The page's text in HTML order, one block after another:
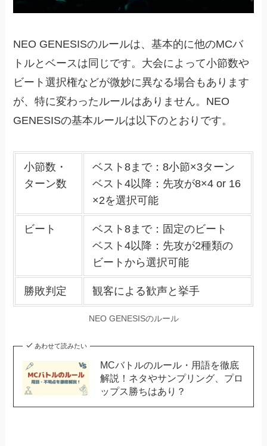
NEO GENESISのルールは、基本的に他のMCバ
トルとベースは同じです。大会によって小節数や
ビート選択権などが微妙に異なる場合もあります
が、特に変わったルールはありません。NEO
GENESISの基本ルールは以下のとおりです。
小節数・
ターン数
ベスト8まで：8小節×3ターン
ベスト4以降：先攻が8×4 or 16
×2を選択可能
ビート
ベスト8まで：固定のビート
ベスト4以降：先攻が2種類の
ビートから選択可能
勝敗判定 観客による歓声と挙手
NEO GENESISのルール
あわせて読みたい
MCバトルのルール・用語を徹底
解説！ネタやサンプリング、プロ
ップス勝ちはあり？